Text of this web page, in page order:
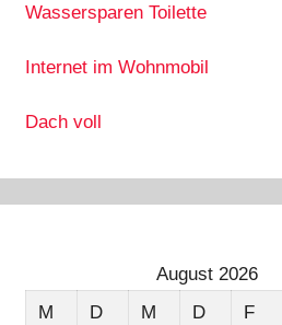
Wassersparen Toilette
Internet im Wohnmobil
Dach voll
August 2026
M
D M D F